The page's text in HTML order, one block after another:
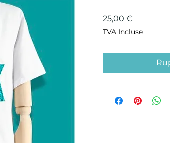
25,00 €
TVA Incluse